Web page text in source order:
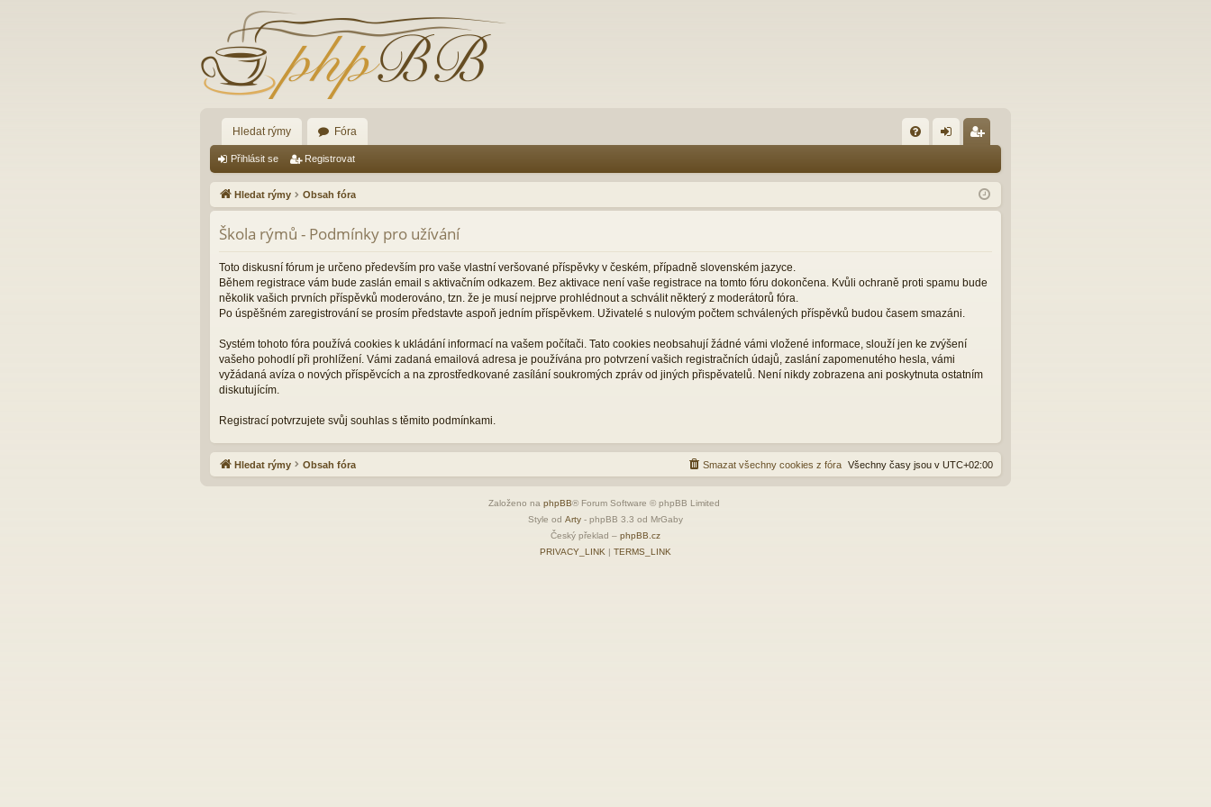
Hledat rýmy Fóra
Q lá
sit
ist
ro
Přihlásit se Registrovat
Hledat rýmy Obsah fóra
Škola rýmů - Podmínky pro užívání
Toto diskusní fórum je určeno především pro vaše vlastní veršované příspěvky v českém, případně slovenském jazyce.
Během registrace vám bude zaslán email s aktivačním odkazem. Bez aktivace není vaše registrace na tomto fóru dokončena. Kvůli ochraně proti spamu bude
několik vašich prvních příspěvků moderováno, tzn. že je musí nejprve prohlédnout a schválit některý z moderátorů fóra.
Po úspěšném zaregistrování se prosím představte aspoň jedním příspěvkem. Uživatelé s nulovým počtem schválených příspěvků budou časem smazáni.
Systém tohoto fóra používá cookies k ukládání informací na vašem počítači. Tato cookies neobsahují žádné vámi vložené informace, slouží jen ke zvýšení
vašeho pohodlí při prohlížení. Vámi zadaná emailová adresa je používána pro potvrzení vašich registračních údajů, zaslání zapomenutého hesla, vámi
vyžádaná avíza o nových příspěvcích a na zprostředkované zasílání soukromých zpráv od jiných přispěvatelů. Není nikdy zobrazena ani poskytnuta ostatním
diskutujícím.
Registrací potvrzujete svůj souhlas s těmito podmínkami.
Hledat rýmy Obsah fóra Všechny časy jsou v UTC+02:00
Smazat všechny cookies z fóra
Založeno na phpBB® Forum Software © phpBB Limited
Style od Arty - phpBB 3.3 od MrGaby
Český překlad – phpBB.cz
PRIVACY_LINK | TERMS_LINK